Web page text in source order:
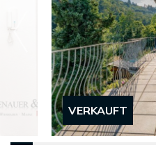
VERKAUFT